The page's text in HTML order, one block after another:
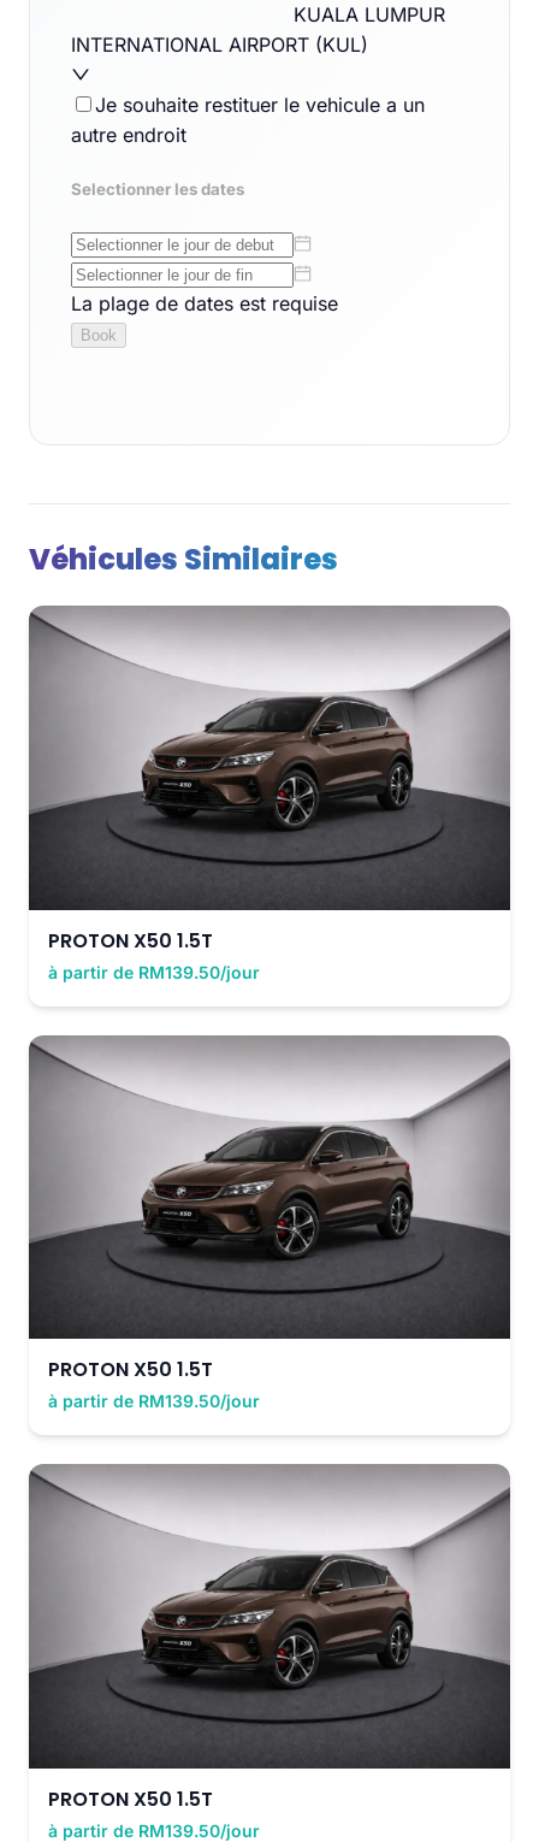
Véhicules Similaires
PROTON X50 1.5T
à partir de RM139.50/jour
PROTON X50 1.5T
à partir de RM139.50/jour
PROTON X50 1.5T
à partir de RM139.50/jour